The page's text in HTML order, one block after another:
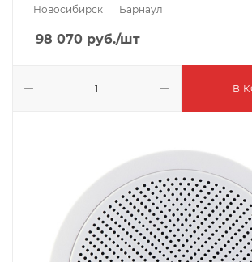
Новосибирск Барнаул
98 070 руб./шт
В